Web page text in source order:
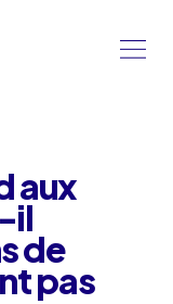
aux
il
de
pas